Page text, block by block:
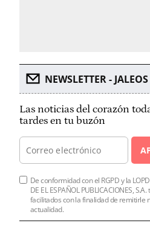
NEWSLETTER - JALEOS
Las noticias del corazón
tardes en tu buzón
De conformidad con el RGPD y la
DE EL ESPAÑOL PUBLICACIONES,
facilitados con la finalidad de remitirle
actualidad.